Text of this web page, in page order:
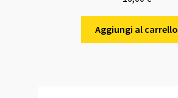
Aggiungi al carrello